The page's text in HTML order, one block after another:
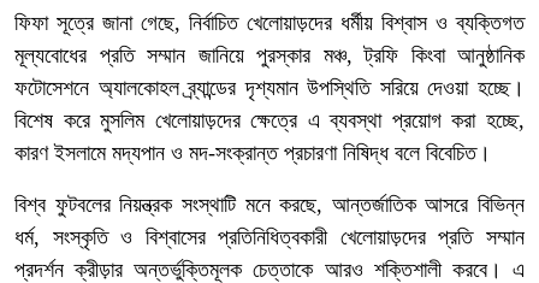
ফিফা সূত্রে জানা গেছে, নির্বাচিত খেলোয়াড়দের ধর্মীয় বিশ্বাস ও ব্যক্তিগত
মূল্যবোধের প্রতি সম্মান জানিয়ে পুরস্কার মঞ্চ, ট্রফি কিংবা আনুষ্ঠানিক
ফটোসেশনে অ্যালকোহল ব্র্যান্ডের দৃশ্যমান উপস্থিতি সরিয়ে দেওয়া হচ্ছে।
বিশেষ করে মুসলিম খেলোয়াড়দের ক্ষেত্রে এ ব্যবস্থা প্রয়োগ করা হচ্ছে,
কারণ ইসলামে মদ্যপান ও মদ-সংক্রান্ত প্রচারণা নিষিদ্ধ বলে বিবেচিত।
বিশ্ব ফুটবলের নিয়ন্ত্রক সংস্থাটি মনে করছে, আন্তর্জাতিক আসরে বিভিন্ন
ধর্ম, সংস্কৃতি ও বিশ্বাসের প্রতিনিধিত্বকারী খেলোয়াড়দের প্রতি সম্মান
প্রদর্শন ক্রীড়ার অন্তর্ভুক্তিমূলক চেত্তাকে আরও শক্তিশালী করবে। এ